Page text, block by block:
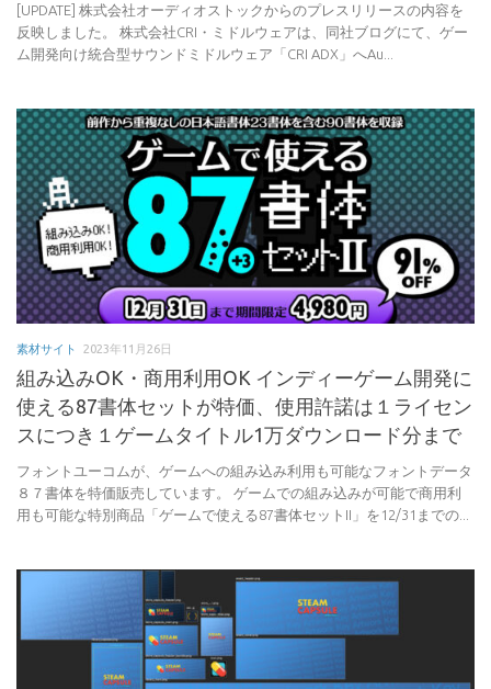
[UPDATE] 株式会社オーディオストックからのプレスリリースの内容を
反映しました。 株式会社CRI・ミドルウェアは、同社ブログにて、ゲー
ム開発向け統合型サウンドミドルウェア「CRI ADX」へAu...
素材サイト 2023年11月26日
組み込みOK・商用利用OK インディーゲーム開発に
使える87書体セットが特価、使用許諾は１ライセン
スにつき１ゲームタイトル1万ダウンロード分まで
フォントユーコムが、ゲームへの組み込み利用も可能なフォントデータ
８７書体を特価販売しています。 ゲームでの組み込みが可能で商用利
用も可能な特別商品「ゲームで使える87書体セットII」を12/31までの...